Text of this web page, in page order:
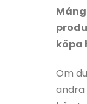
köpa
Om